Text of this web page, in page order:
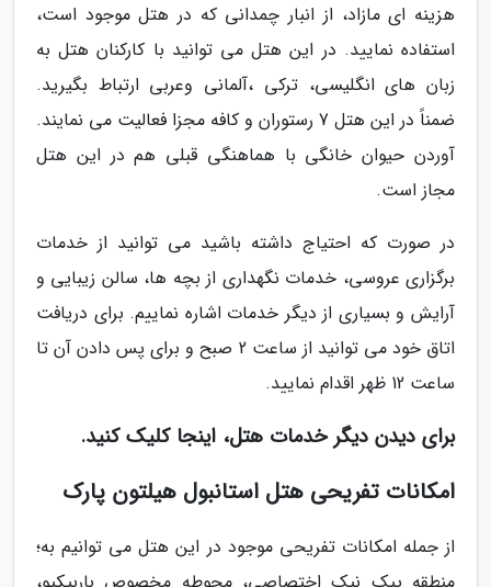
هزینه ای مازاد، از انبار چمدانی که در هتل موجود است،
استفاده نمایید. در این هتل می توانید با کارکنان هتل به
زبان های انگلیسی، ترکی ،آلمانی وعربی ارتباط بگیرید.
ضمناً در این هتل 7 رستوران و کافه مجزا فعالیت می نمایند.
آوردن حیوان خانگی با هماهنگی قبلی هم در این هتل
مجاز است.
در صورت که احتیاج داشته باشید می توانید از خدمات
برگزاری عروسی، خدمات نگهداری از بچه ها، سالن زیبایی و
آرایش و بسیاری از دیگر خدمات اشاره نماییم. برای دریافت
اتاق خود می توانید از ساعت 2 صبح و برای پس دادن آن تا
ساعت 12 ظهر اقدام نمایید.
برای دیدن دیگر خدمات هتل، اینجا کلیک کنید.
امکانات تفریحی هتل استانبول هیلتون پارک
از جمله امکانات تفریحی موجود در این هتل می توانیم به؛